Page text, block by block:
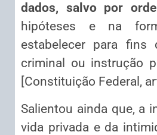
dados, salvo por
hipóteses e na
estabelecer para fins
criminal ou instrução
[Constituição Federal,
Salientou ainda que, a
vida privada e da